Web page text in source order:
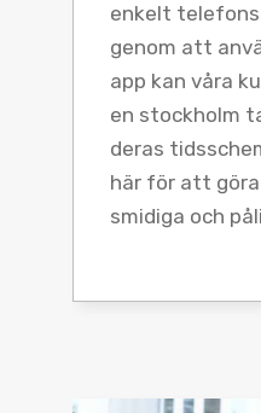
enkelt
genom att
app kan våra
en stockholm
deras
här för att
smidiga och